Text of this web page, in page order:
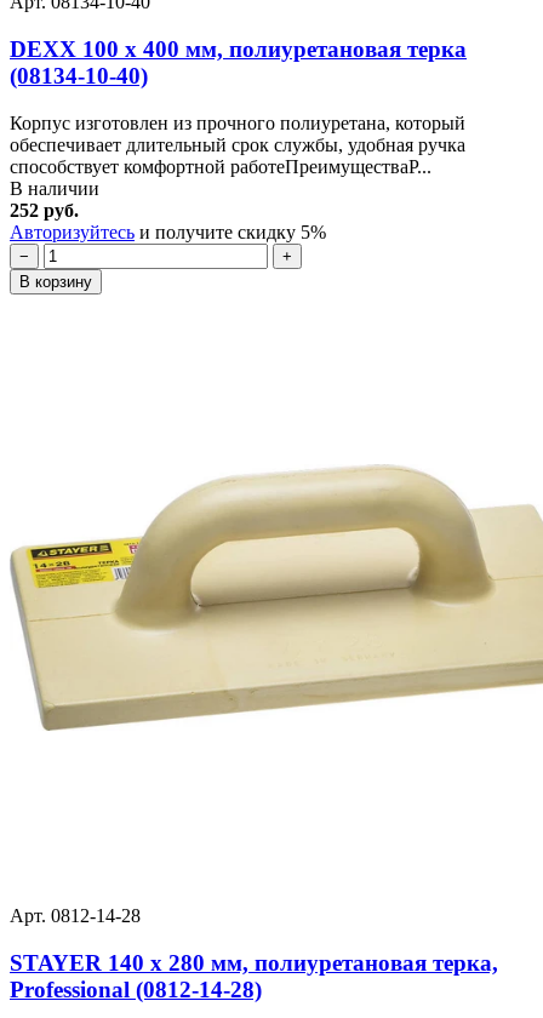
DEXX 100 х 400 мм, полиуретановая терка
(08134-10-40)
Корпус изготовлен из прочного полиуретана, который
обеспечивает длительный срок службы, удобная ручка
способствует комфортной работеПреимуществаР...
В наличии
252 руб.
Авторизуйтесь и получите скидку 5%
−
+
В корзину
Арт. 0812-14-28
STAYER 140 x 280 мм, полиуретановая терка,
Professional (0812-14-28)